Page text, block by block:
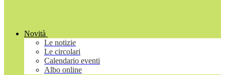
Novità
Le notizie
Le circolari
Calendario eventi
Albo online